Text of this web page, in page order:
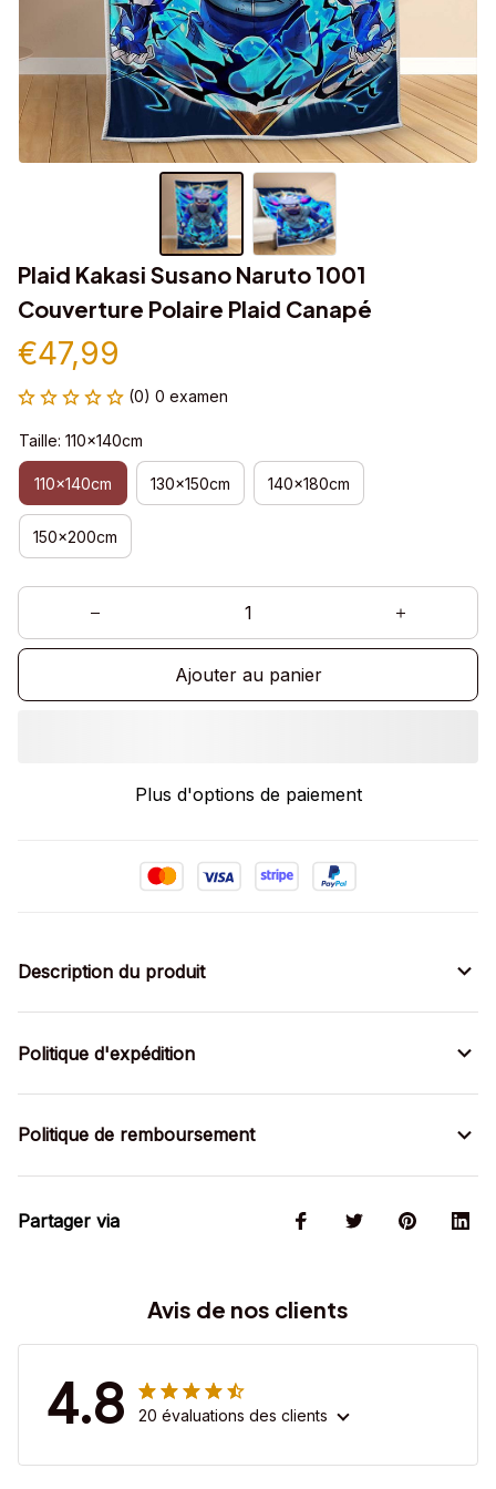
Plaid Kakasi Susano Naruto 1001
Couverture Polaire Plaid Canapé
€47,99
(0) 0 examen
Taille: 110x140cm
110x140cm 130x150cm 140x180cm
150x200cm
Ajouter au panier
Plus d'options de paiement
Description du produit
Politique d'expédition
Politique de remboursement
Partager via
Avis de nos clients
4.8 20 évaluations des clients